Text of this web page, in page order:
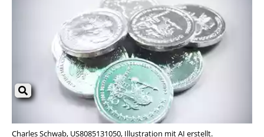
Charles Schwab, US8085131050, Illustration mit AI erstellt.